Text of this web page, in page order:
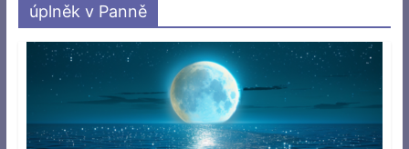
úplněk v Panně